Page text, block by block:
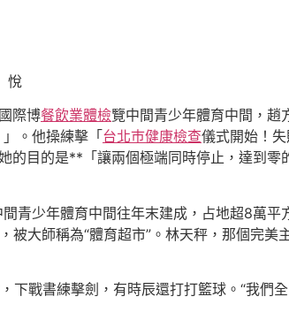
悅
際博餐飲業體檢覽中間青少年體育中間，趙
。他操練擊「 台北巿健康檢查儀式開始！
的目的是**「讓兩個極端同時停止，達到零
青少年體育中間往年末建成，占地超8萬平
被大師稱為“體育超市”。林天秤，那個完美
下戰書練擊劍，有時辰還打打籃球。“我們